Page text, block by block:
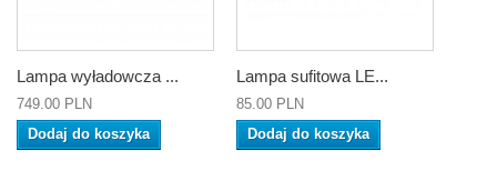
Lampa wyładowcza ...
749.00 PLN
Dodaj do koszyka
Lampa sufitowa LE...
85.00 PLN
Dodaj do koszyka